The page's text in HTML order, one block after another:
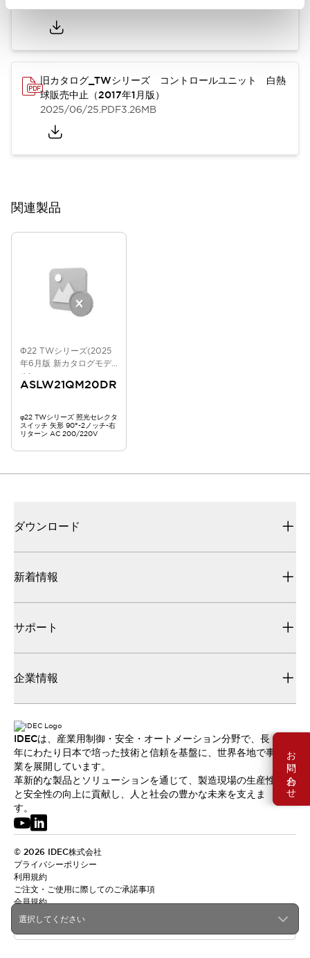
お問い合わせ
旧カタログ_TWシリーズ コントロールユニット 白熱
球販売中止（2017年1月版）
2025/06/25.PDF3.26MB
関連製品
Φ22 TWシリーズ(2025
年6月版 新カタログモデ
ル)
ASLW21QM20DR
φ22 TWシリーズ 照光セレクタ
スイッチ 矢形 90°-2ノッチ-右
リターン AC 200/220V
選択してください
ダウンロード
新着情報
サポート
企業情報
IDECは、産業用制御・安全・オートメーション分野で、長
年にわたり日本で培った技術と信頼を基盤に、世界各地で事
業を展開しています。
革新的な製品とソリューションを通じて、製造現場の生産性
と安全性の向上に貢献し、人と社会の豊かな未来を支えま
す。
© 2026 IDEC株式会社
プライバシーポリシー
利用規約
ご注文・ご使用に際してのご承諾事項
会員規約
日本